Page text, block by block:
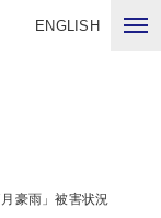
ENGLISH
月豪雨」被害状況